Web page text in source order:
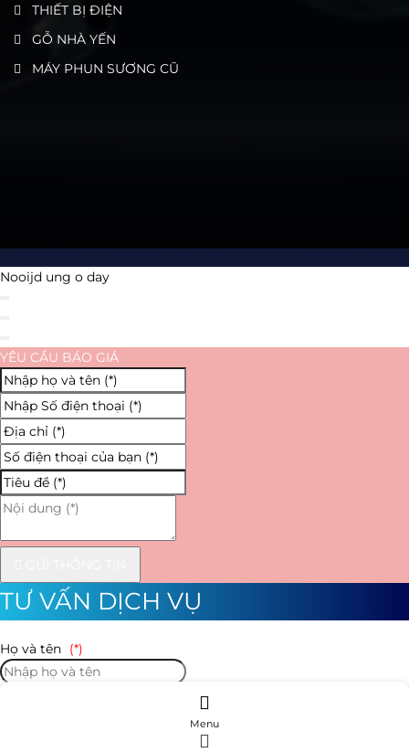
THIẾT BỊ ĐIỆN
GỖ NHÀ YẾN
MÁY PHUN SƯƠNG CŨ
Menu
Nooijd ung o day
YÊU CẦU BÁO GIÁ
TƯ VẤN DỊCH VỤ
Họ và tên (*)